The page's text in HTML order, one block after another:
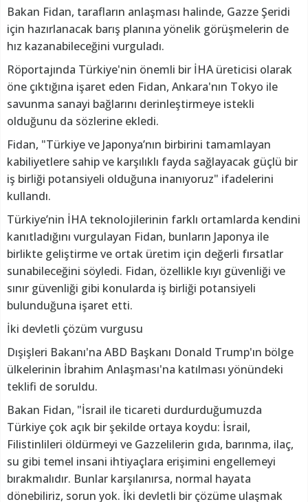
Bakan Fidan, tarafların anlaşması halinde, Gazze Şeridi
için hazırlanacak barış planına yönelik görüşmelerin de
hız kazanabileceğini vurguladı.
Röportajında Türkiye'nin önemli bir İHA üreticisi olarak
öne çıktığına işaret eden Fidan, Ankara'nın Tokyo ile
savunma sanayi bağlarını derinleştirmeye istekli
olduğunu da sözlerine ekledi.
Fidan, "Türkiye ve Japonya’nın birbirini tamamlayan
kabiliyetlere sahip ve karşılıklı fayda sağlayacak güçlü bir
iş birliği potansiyeli olduğuna inanıyoruz" ifadelerini
kullandı.
Türkiye’nin İHA teknolojilerinin farklı ortamlarda kendini
kanıtladığını vurgulayan Fidan, bunların Japonya ile
birlikte geliştirme ve ortak üretim için değerli fırsatlar
sunabileceğini söyledi. Fidan, özellikle kıyı güvenliği ve
sınır güvenliği gibi konularda iş birliği potansiyeli
bulunduğuna işaret etti.
İki devletli çözüm vurgusu
Dışişleri Bakanı'na ABD Başkanı Donald Trump'ın bölge
ülkelerinin İbrahim Anlaşması'na katılması yönündeki
teklifi de soruldu.
Bakan Fidan, "İsrail ile ticareti durdurduğumuzda
Türkiye çok açık bir şekilde ortaya koydu: İsrail,
Filistinlileri öldürmeyi ve Gazzelilerin gıda, barınma, ilaç,
su gibi temel insani ihtiyaçlara erişimini engellemeyi
bırakmalıdır. Bunlar karşılanırsa, normal hayata
dönebiliriz, sorun yok. İki devletli bir çözüme ulaşmak